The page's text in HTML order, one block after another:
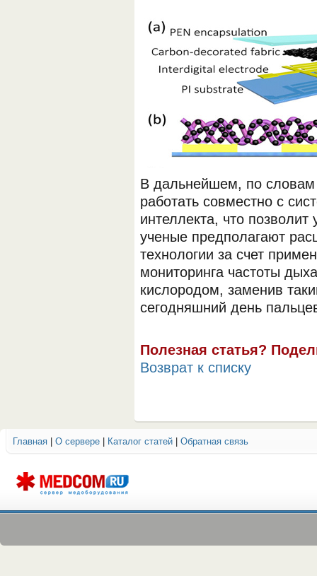
В дальнейшем, по словам
работать совместно с
интеллекта, что
ученые предполагают
технологии за счет
мониторинга частоты
кислородом, заменив
сегодняшний день
Полезная статья?
Возврат к списку
Главная О сервере Каталог статей Обратная связь